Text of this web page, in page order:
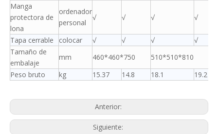
Manga
protectora de
lona
ordenador
personal
√ √ √ √
Tapa cerrable colocar √ √ √
√
Tamaño de
embalaje
mm 460*460*750
510*510*810
Peso bruto
kg 15.37 14.8 18.1 19.2
Anterior:
Siguiente: